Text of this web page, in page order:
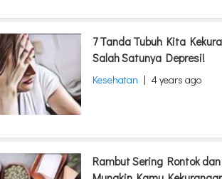
7 Tanda Tubuh Kita
Salah Satunya Depresi!
Kesehatan | 4 years ago
Rambut Sering Rontok